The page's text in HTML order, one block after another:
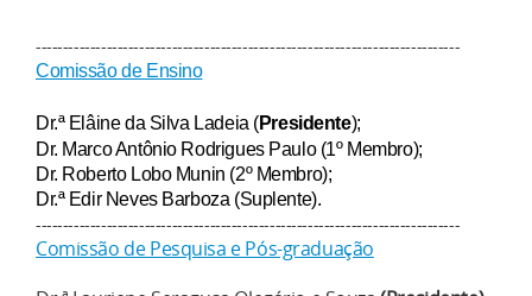
------------------------------------------------------------------------------
Comissão de Ensino
Dr.ª Elâine da Silva Ladeia (Presidente);
Dr. Marco Antônio Rodrigues Paulo (1º Membro);
Dr. Roberto Lobo Munin (2º Membro);
Dr.ª Edir Neves Barboza (Suplente).
------------------------------------------------------------------------------
Comissão de Pesquisa e Pós-graduação